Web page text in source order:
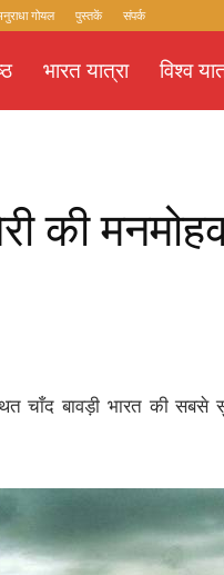
गोयल पुस्तकें संपर्क
भारत यात्रा विश्व
की
चाँद बावड़ी भारत की सबसे